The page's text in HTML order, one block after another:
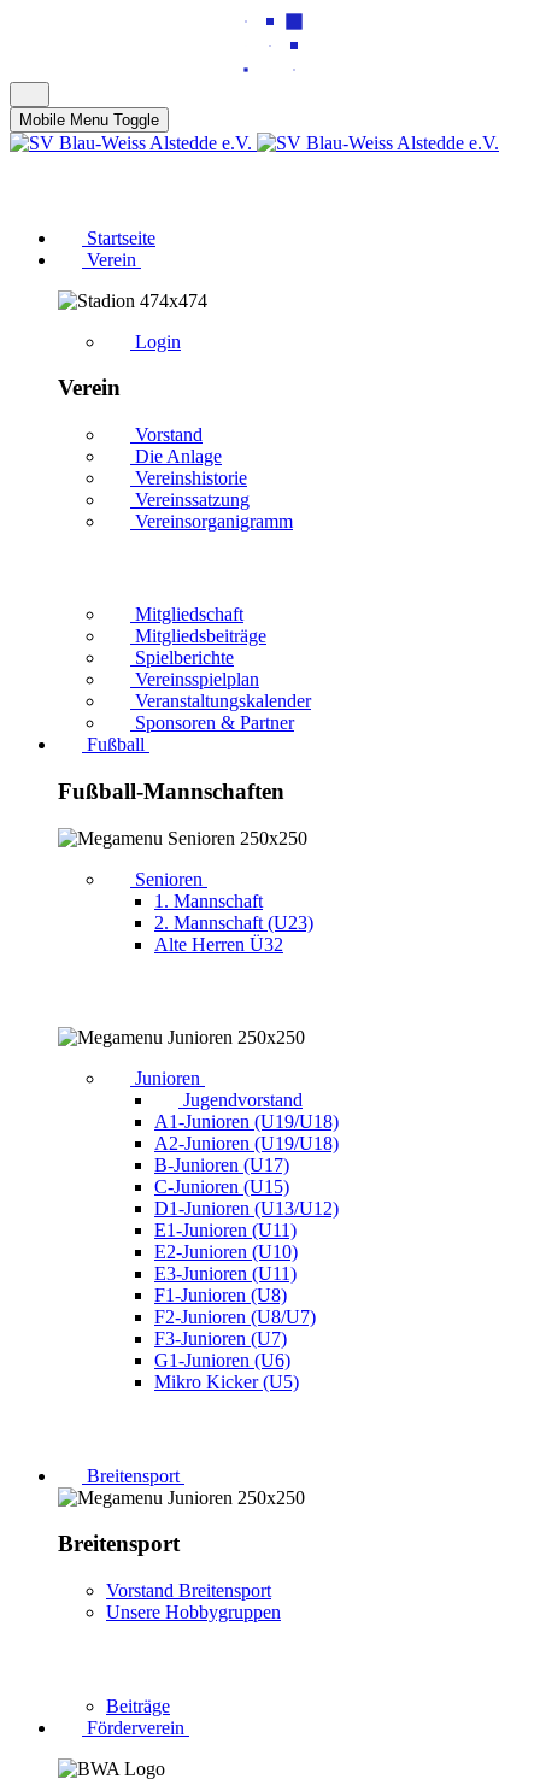
Mobile Menu Toggle
Startseite
Verein
Login
Verein
Vorstand
Die Anlage
Vereinshistorie
Vereinssatzung
Vereinsorganigramm
Mitgliedschaft
Mitgliedsbeiträge
Spielberichte
Vereinsspielplan
Veranstaltungskalender
Sponsoren & Partner
Fußball
Fußball-Mannschaften
Senioren
1. Mannschaft
2. Mannschaft (U23)
Alte Herren Ü32
Junioren
Jugendvorstand
A1-Junioren (U19/U18)
A2-Junioren (U19/U18)
B-Junioren (U17)
C-Junioren (U15)
D1-Junioren (U13/U12)
E1-Junioren (U11)
E2-Junioren (U10)
E3-Junioren (U11)
F1-Junioren (U8)
F2-Junioren (U8/U7)
F3-Junioren (U7)
G1-Junioren (U6)
Mikro Kicker (U5)
Breitensport
Breitensport
Vorstand Breitensport
Unsere Hobbygruppen
Beiträge
Förderverein